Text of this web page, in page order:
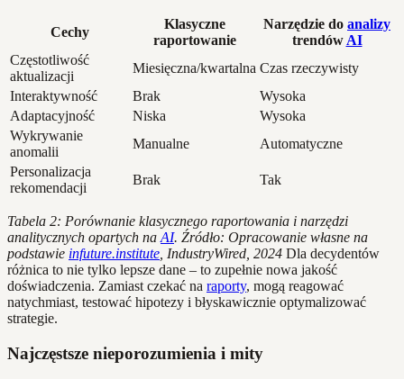
Cechy
Klasyczne
raportowanie
Narzędzie do analizy
trendów AI
Częstotliwość
aktualizacji
Miesięczna/kwartalna Czas rzeczywisty
Interaktywność
Brak
Wysoka
Adaptacyjność
Niska
Wysoka
Wykrywanie
anomalii
Manualne
Automatyczne
Personalizacja
rekomendacji
Brak Tak
Tabela 2: Porównanie klasycznego raportowania i narzędzi
analitycznych opartych na AI. Źródło: Opracowanie własne na
podstawie infuture.institute , IndustryWired, 2024 Dla decydentów
różnica to nie tylko lepsze dane – to zupełnie nowa jakość
doświadczenia. Zamiast czekać na raporty, mogą reagować
natychmiast, testować hipotezy i błyskawicznie optymalizować
strategie.
Najczęstsze nieporozumienia i mity